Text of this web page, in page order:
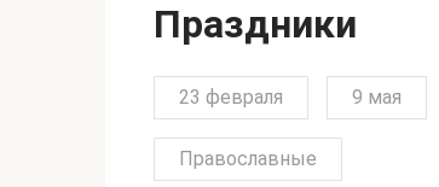
Праздники
23 февраля 9 мая
Православные